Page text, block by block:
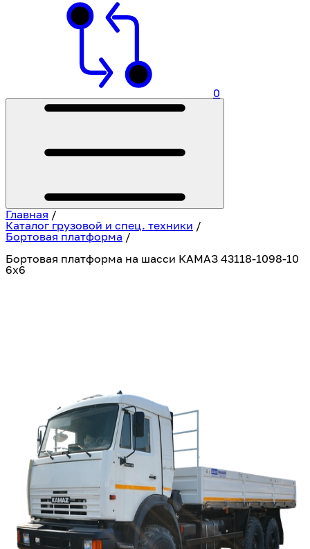
0
Главная /
Каталог грузовой и спец. техники /
Бортовая платформа /
Бортовая платформа на шасси КАМАЗ 43118-1098-10
6х6